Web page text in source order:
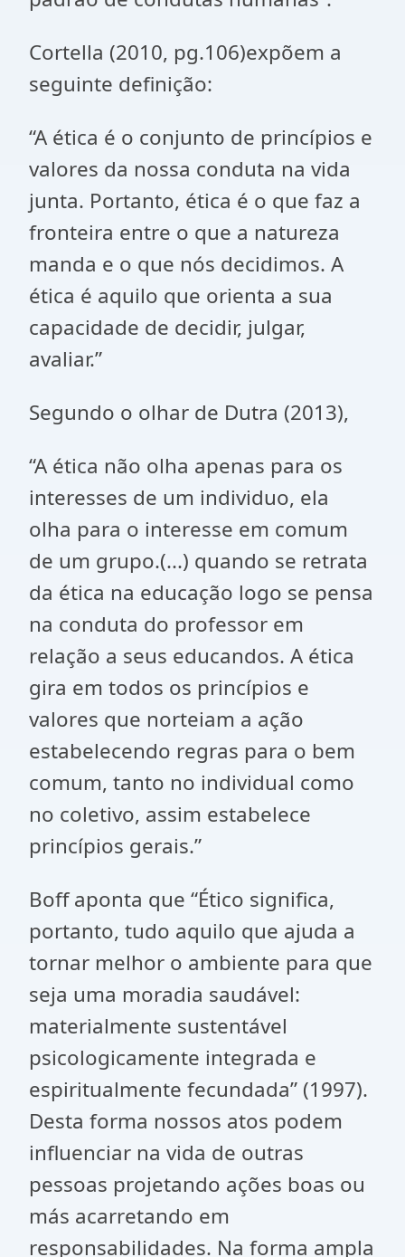
Cortella (2010, pg.106)expõem a
seguinte definição:
“A ética é o conjunto de princípios e
valores da nossa conduta na vida
junta. Portanto, ética é o que faz a
fronteira entre o que a natureza
manda e o que nós decidimos. A
ética é aquilo que orienta a sua
capacidade de decidir, julgar,
avaliar.”
Segundo o olhar de Dutra (2013),
“A ética não olha apenas para os
interesses de um individuo, ela
olha para o interesse em comum
de um grupo.(...) quando se retrata
da ética na educação logo se pensa
na conduta do professor em
relação a seus educandos. A ética
gira em todos os princípios e
valores que norteiam a ação
estabelecendo regras para o bem
comum, tanto no individual como
no coletivo, assim estabelece
princípios gerais.”
Boff aponta que “Ético significa,
portanto, tudo aquilo que ajuda a
tornar melhor o ambiente para que
seja uma moradia saudável:
materialmente sustentável
psicologicamente integrada e
espiritualmente fecundada” (1997).
Desta forma nossos atos podem
influenciar na vida de outras
pessoas projetando ações boas ou
más acarretando em
responsabilidades. Na forma ampla